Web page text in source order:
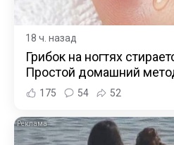
18 ч. назад
Грибок на ногтях
Простой домашний
175 54 52